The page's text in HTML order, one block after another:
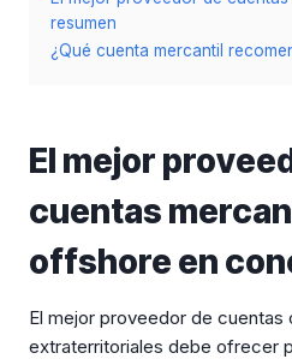
resumen
¿Qué cuenta mercantil
El mejor
cuentas
offshore en
El mejor proveedor de cuentas
extraterritoriales debe ofrecer